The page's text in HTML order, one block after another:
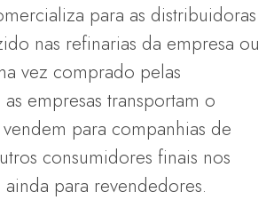
para as distribuidoras
nas refinarias da empresa ou
vez comprado pelas
empresas transportam o
para companhias de
consumidores finais nos
para revendedores.